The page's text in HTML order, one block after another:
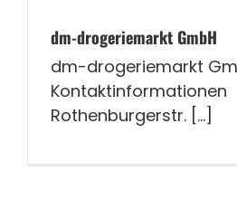
dm-drogeriemarkt GmbH
dm-drogeriemarkt
Kontaktinformationen
Rothenburgerstr. [...]